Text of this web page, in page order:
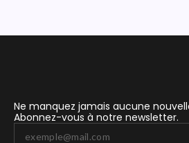
Ne manquez jamais aucune
Abonnez-vous à notre newsletter.